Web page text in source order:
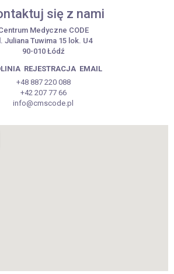
się z nami
Medyczne CODE
Juliana Tuwima 15 lok. U4
90-010 Łódź
REJESTRACJA EMAIL
+48 887 220 088
+42 207 77 66
info@cmscode.pl